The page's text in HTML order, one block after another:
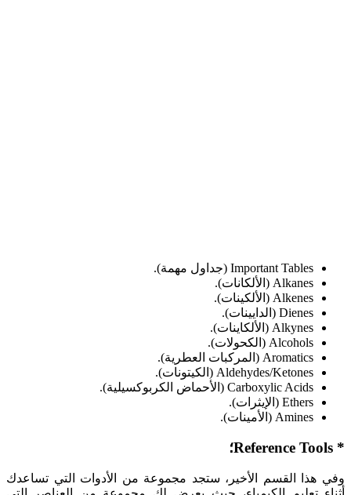
Important Tables (جداول مهمة).
Alkanes (الألكانات).
Alkenes (الألكينات).
Dienes (الدايينات).
Alkynes (الألكاينات).
Alcohols (الكحولات).
Aromatics (المركبات العطرية).
Aldehydes/Ketones (الكيتونات).
Carboxylic Acids (الأحماض الكربوكسيلية).
Ethers (الإيثرات).
Amines (الأمينات).
* Reference Tools؛
وفي هذا القسم الأخير، ستجد مجموعة من الأدوات التي تساعدك